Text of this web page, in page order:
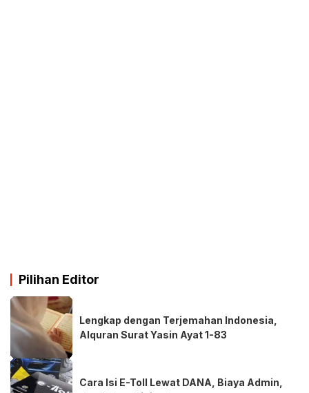
Pilihan Editor
Lengkap dengan Terjemahan Indonesia,
Alquran Surat Yasin Ayat 1-83
Cara Isi E-Toll Lewat DANA, Biaya Admin,